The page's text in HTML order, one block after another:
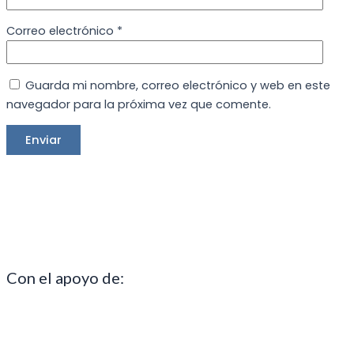
Correo electrónico *
Guarda mi nombre, correo electrónico y web en este
navegador para la próxima vez que comente.
Con el apoyo de: